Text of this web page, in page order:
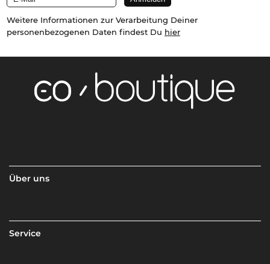
Weitere Informationen zur Verarbeitung Deiner
personenbezogenen Daten findest Du hier
Über uns
Service